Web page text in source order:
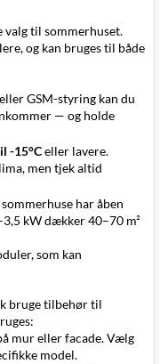
valg til sommerhuset.
og kan bruges til både
GSM-styring kan du
— og holde
-15°Celler lavere.
men tjek altid
har åben
kW dækker 40–70 m²
, som kan
bruge tilbehør til
mur eller facade. Vælg
model.